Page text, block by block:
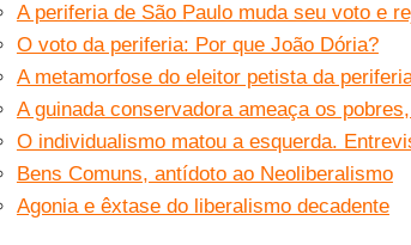
A periferia de São Paulo muda seu voto e
O voto da periferia: Por que João Dória?
A metamorfose do eleitor petista da
A guinada conservadora ameaça os
O individualismo matou a esquerda.
Bens Comuns, antídoto ao Neoliberalismo
Agonia e êxtase do liberalismo decadente